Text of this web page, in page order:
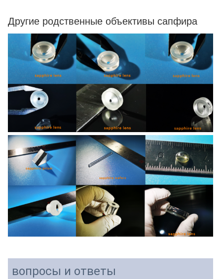
Другие родственные объективы сапфира
вопросы и ответы